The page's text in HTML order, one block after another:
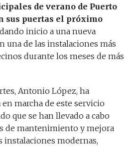
de verano de Puerto
sus puertas el próximo
inicio a una nueva
una de las instalaciones más
durante los meses de más
Antonio López, ha
marcha de este servicio
que se han llevado a cabo
de mantenimiento y mejora
instalaciones modernas,